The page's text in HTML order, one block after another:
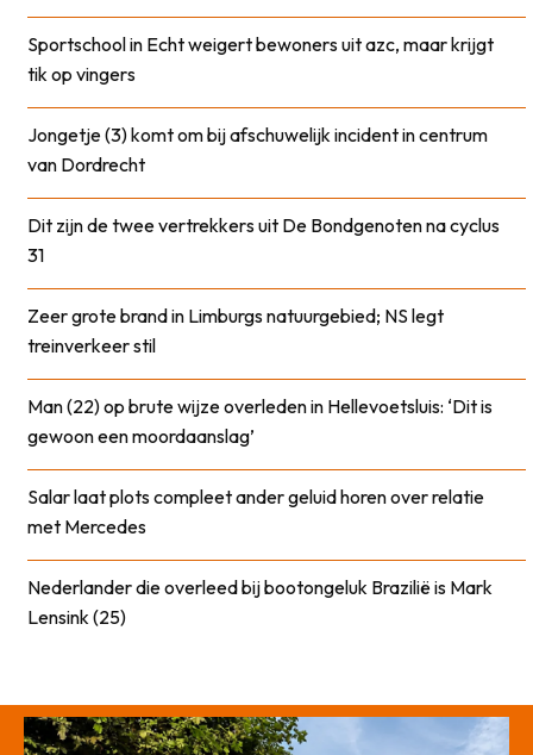
Sportschool in Echt weigert bewoners uit azc, maar krijgt
tik op vingers
Jongetje (3) komt om bij afschuwelijk incident in centrum
van Dordrecht
Dit zijn de twee vertrekkers uit De Bondgenoten na cyclus
31
Zeer grote brand in Limburgs natuurgebied; NS legt
treinverkeer stil
Man (22) op brute wijze overleden in Hellevoetsluis: ‘Dit is
gewoon een moordaanslag’
Salar laat plots compleet ander geluid horen over relatie
met Mercedes
Nederlander die overleed bij bootongeluk Brazilië is Mark
Lensink (25)